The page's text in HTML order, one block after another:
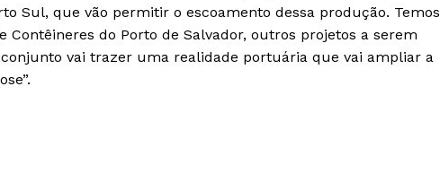
Sul, que vão permitir o escoamento dessa produção. Temos
Contêineres do Porto de Salvador, outros projetos a serem
vai trazer uma realidade portuária que vai ampliar a